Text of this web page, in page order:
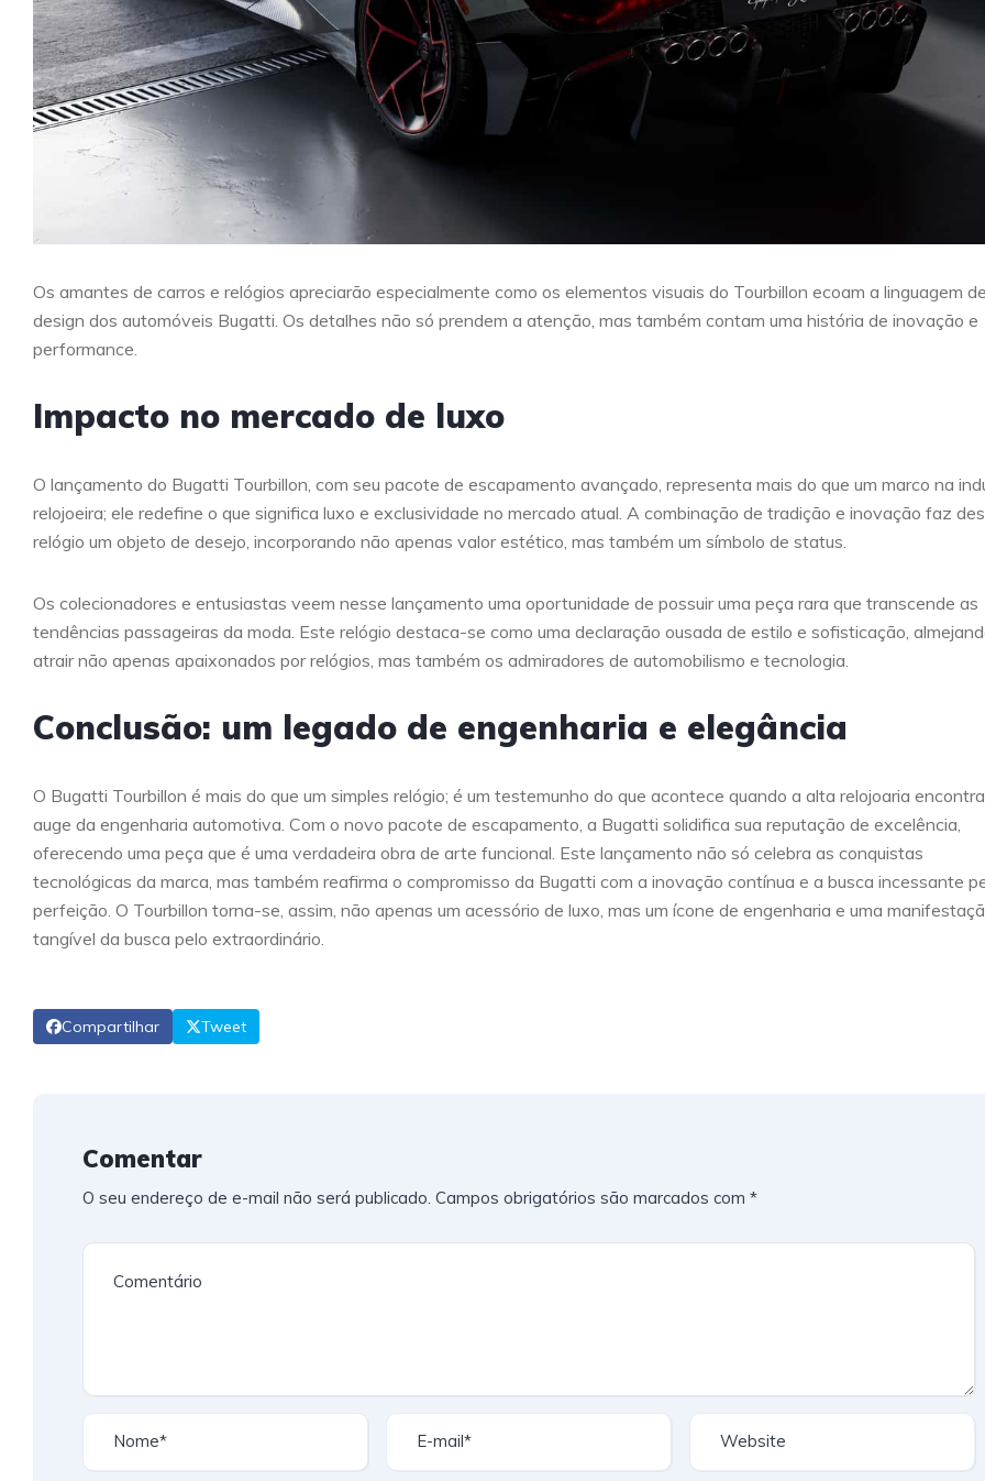
Os amantes de carros e relógios apreciarão especialmente como os elementos visuais do Tourbillon ecoam a linguagem de
design dos automóveis Bugatti. Os detalhes não só prendem a atenção, mas também contam uma história de inovação e
performance.
Impacto no mercado de luxo
O lançamento do Bugatti Tourbillon, com seu pacote de escapamento avançado, representa mais do que um marco na
relojoeira; ele redefine o que significa luxo e exclusividade no mercado atual. A combinação de tradição e inovação faz
relógio um objeto de desejo, incorporando não apenas valor estético, mas também um símbolo de status.
Os colecionadores e entusiastas veem nesse lançamento uma oportunidade de possuir uma peça rara que transcende as
tendências passageiras da moda. Este relógio destaca-se como uma declaração ousada de estilo e sofisticação,
atrair não apenas apaixonados por relógios, mas também os admiradores de automobilismo e tecnologia.
Conclusão: um legado de engenharia e elegância
O Bugatti Tourbillon é mais do que um simples relógio; é um testemunho do que acontece quando a alta relojoaria
auge da engenharia automotiva. Com o novo pacote de escapamento, a Bugatti solidifica sua reputação de excelência,
oferecendo uma peça que é uma verdadeira obra de arte funcional. Este lançamento não só celebra as conquistas
tecnológicas da marca, mas também reafirma o compromisso da Bugatti com a inovação contínua e a busca incessante
perfeição. O Tourbillon torna-se, assim, não apenas um acessório de luxo, mas um ícone de engenharia e uma
tangível da busca pelo extraordinário.
Compartilhar Tweet
Comentar
O seu endereço de e-mail não será publicado. Campos obrigatórios são marcados com *